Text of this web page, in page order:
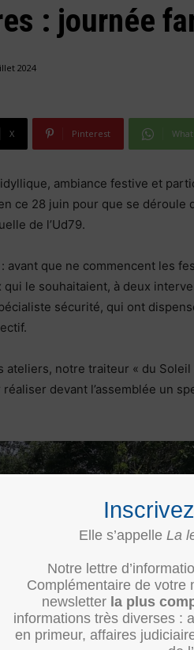
: journée
2024
X Pinterest
ambiance festive et
ce 28 juin pour que se déroule
de l’Ud79.
avant que ne commencent les
le souhaitaient, à deux
sécurité, qui ont
ateliers, notre traiteur « du
devant l’assemblée un
Elle s’appelle La
Notre lettre
Complémentaire de votre
newsletter la plus
informations très diverses :
en primeur, affaires